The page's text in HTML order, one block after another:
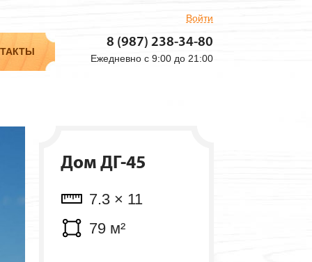
Войти
8 (987) 238-34-80
Ежедневно с 9:00 до 21:00
Дом ДГ-45
7.3 × 11
79 м²
Объем: 17.21 м³